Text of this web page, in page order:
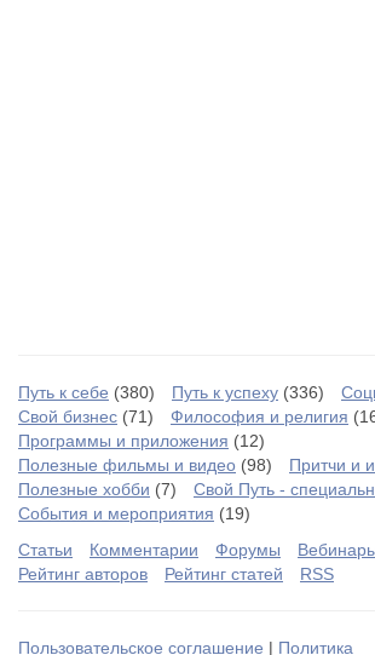
Путь к себе (380) Путь к успеху (336)
Свой бизнес (71) Философия и религия
Программы и приложения (12)
Полезные фильмы и видео (98) Притчи и
Полезные хобби (7) Свой Путь -
События и мероприятия (19)
Статьи
Комментарии Форумы
Рейтинг авторов
Рейтинг статей RSS
Пользовательское соглашение | Политика